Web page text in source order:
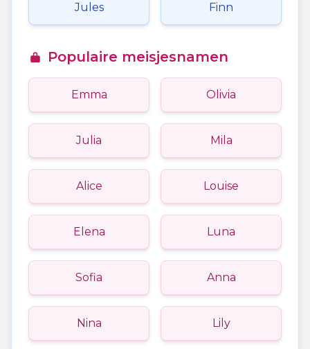
Jules Finn
Populaire meisjesnamen
Emma Olivia
Julia Mila
Alice Louise
Elena Luna
Sofia Anna
Nina Lily